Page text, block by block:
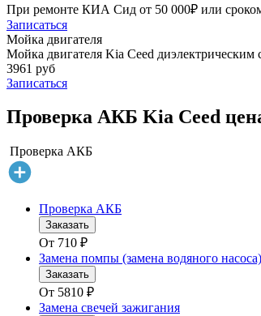
При ремонте КИА Сид от 50 000₽ или
Записаться
Мойка двигателя
Мойка двигателя Kia Ceed диэлектрическим
3961 руб
Записаться
Проверка АКБ Kia Ceed
Проверка АКБ
Проверка АКБ
Заказать
От 710 ₽
Замена помпы (замена водяного насоса)
Заказать
От 5810 ₽
Замена свечей зажигания